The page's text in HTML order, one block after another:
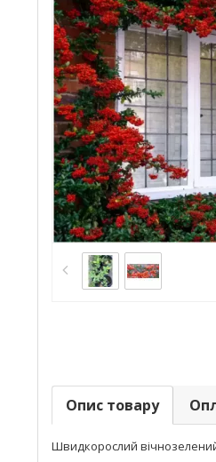
Опис товару
Швидкорослий